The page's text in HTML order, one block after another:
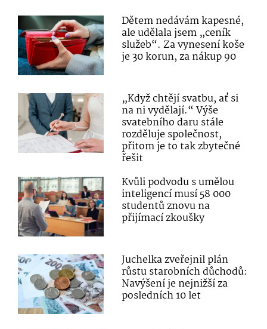
Dětem nedávám kapesné,
ale udělala jsem „ceník
služeb“. Za vynesení koše
je 30 korun, za nákup 90
„Když chtějí svatbu, ať si
na ni vydělají.“ Výše
svatebního daru stále
rozděluje společnost,
přitom je to tak zbytečné
řešit
Kvůli podvodu s umělou
inteligencí musí 58 000
studentů znovu na
přijímací zkoušky
Juchelka zveřejnil plán
růstu starobních důchodů:
Navýšení je nejnižší za
posledních 10 let